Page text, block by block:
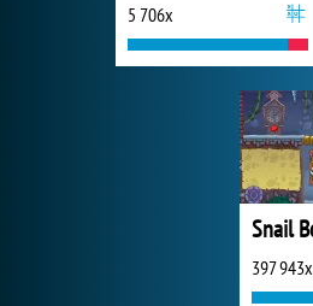
5 706x
397 943x